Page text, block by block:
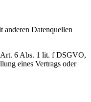
anderen Datenquellen
6 Abs. 1 lit. f DSGVO,
eines Vertrags oder